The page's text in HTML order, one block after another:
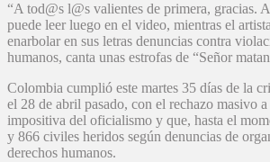
“A tod@s l@s valientes de primera, gracias.
puede leer luego en el video, mientras el
enarbolar en sus letras denuncias contra
humanos, canta unas estrofas de “Señor
Colombia cumplió este martes 35 días de la
el 28 de abril pasado, con el rechazo masivo
impositiva del oficialismo y que, hasta el
y 866 civiles heridos según denuncias de
derechos humanos.